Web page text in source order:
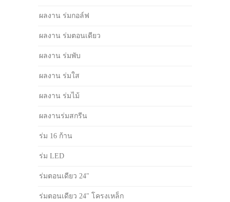
ผลงาน ร่มกอล์ฟ
ผลงาน ร่มตอนเดียว
ผลงาน ร่มพับ
ผลงาน ร่มใส
ผลงาน ร่มไม้
ผลงานร่มสกรีน
ร่ม 16 ก้าน
ร่ม LED
ร่มตอนเดียว 24"
ร่มตอนเดียว 24" โครงเหล็ก